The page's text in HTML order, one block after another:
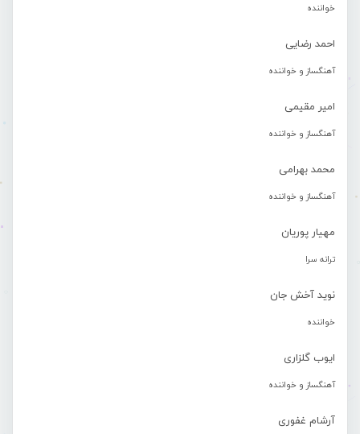
خواننده
احمد رضایی
آهنگساز و خواننده
امیر مقیمی
آهنگساز و خواننده
محمد بهرامی
آهنگساز و خواننده
مهیار پوریان
ترانه سرا
نوید آخش جان
خواننده
ایوب گلزاری
آهنگساز و خواننده
آرشام غفوری